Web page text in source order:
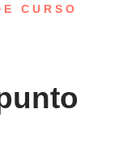
CURSO